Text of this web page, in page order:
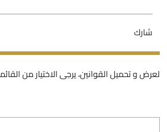
شارك
لعرض و تحميل القوانين، يرجى الاختيار من